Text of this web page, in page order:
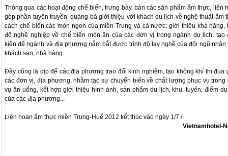
Thông qua các hoạt động chế biến, trưng bày, bán các sản phẩm ẩm thực, liên
góp phần tuyên truyền, quảng bá giới thiệu với khách du lịch về nghệ thuật ẩm
cách chế biến các món ngon của miền Trung và cả nước; giới thiệu khả năng,
độ nghề nghiệp về chế biến món ăn của các đơn vị trong ngành du lịch, tạo
kiện để ngành và địa phương nắm bắt được trình độ tay nghề của đội ngũ nhân
khách sạn, nhà hàng.
Đây cũng là dịp để các địa phương trao đổi kinh nghiệm, tạo không khí thi đua
các đơn vị, địa phương, nhằm tạo sự chuyển biến về chất lượng phục vụ trong
vụ ăn uống, kết hợp giới thiệu hình ảnh, sản phẩm du lịch, khu, tuyến, điểm
của các địa phương...
Liên hoan ẩm thực miền Trung-Huế 2012 kết thúc vào ngày 1/7./.
Vietnamhotel-